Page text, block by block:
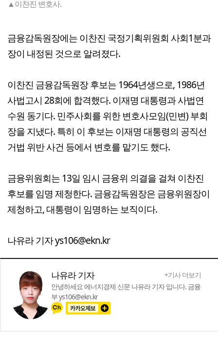
▲이찬진 변호사.
금융감독원장에는 이찬진 국정기획위원회 사회1분과
장이 내정된 것으로 알려졌다.
이찬진 금융감독원장 후보는 1964년생으로, 1986년
사법고시 28회에 합격했다. 이재명 대통령과 사법연
수원 동기다. 민주사회를 위한 변호사모임(민변) 부회
장을 지냈다. 특히 이 후보는 이재명 대통령의 공직선
거법 위반 사건 등에서 변호를 맡기도 했다.
금융위원회는 13일 임시 금융위 의결을 걸쳐 이찬진
후보를 임명 제청한다. 금융감독원장은 금융위원장이
제청하고, 대통령이 임명하는 보직이다.
나유라 기자 ys106@ekn.kr
나유라 기자
+기사 더보기
안녕하세요 에너지경제 신문 나유라 기자 입니다. 금융
부 ys106@ekn.kr